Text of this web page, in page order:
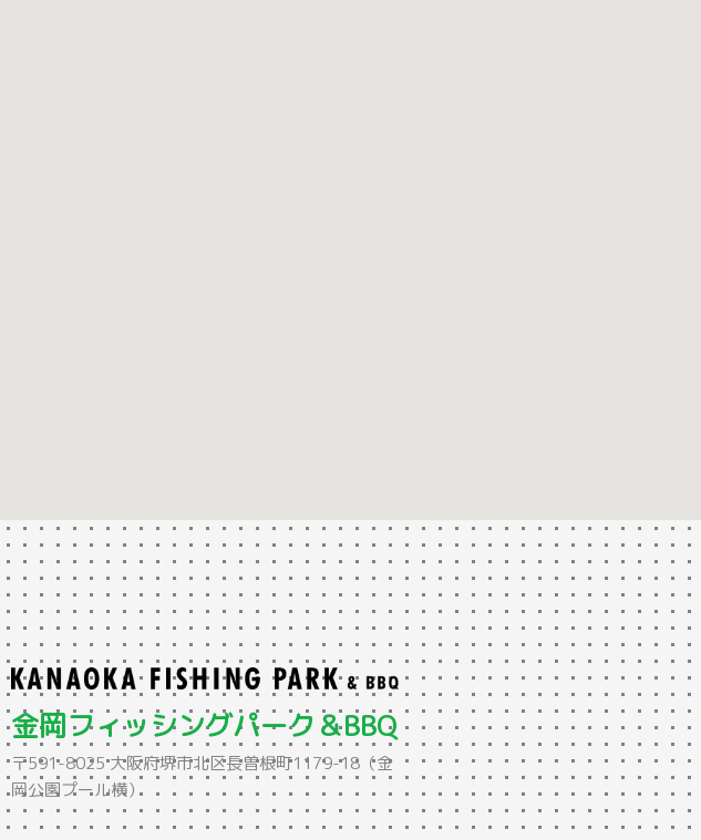
金岡フィッシングパーク＆BBQ
〒591-8025 大阪府堺市北区長曽根町1179-18（金
岡公園プール横）